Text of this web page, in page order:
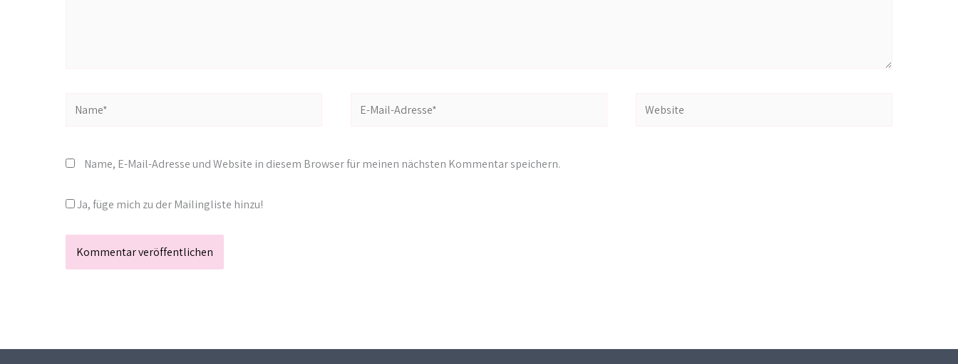
Name* Website
Name, E-Mail-Adresse und Website in diesem Browser für meinen nächsten Kommentar speichern.
Ja, füge mich zu der Mailingliste hinzu!